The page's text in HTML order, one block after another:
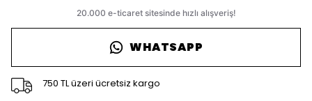
WHATSAPP
750 TL üzeri ücretsiz kargo